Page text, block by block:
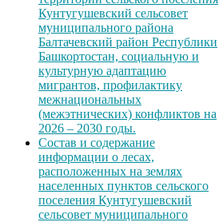
Кунтугушевский сельсовет
муниципального района
Балтачевский район Республики
Башкортостан, социальную и
культурную адаптацию
мигрантов, профилактику
межнациональных
(межэтнических) конфликтов на
2026 – 2030 годы.
Состав и содержание
информации о лесах,
расположенных на землях
населенных пунктов сельского
поселения Кунтугушевский
сельсовет муниципального